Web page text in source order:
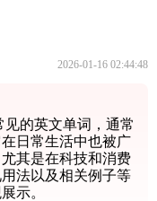
2026-01-16 02:44:48
见的英文单词，通常
日常生活中也被广
其是在科技和消费
法以及相关例子等
示。